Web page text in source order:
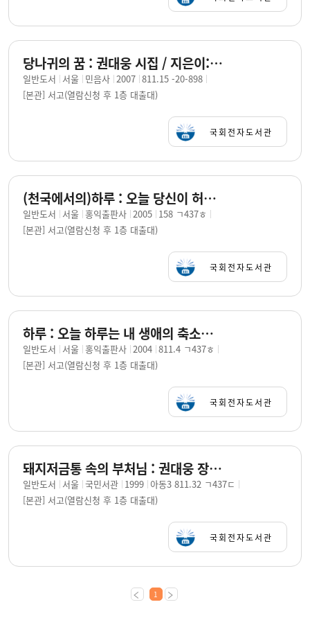
당나귀의 꿈 : 권대웅 시집 / 지은이: 권대웅
일반도서 서울 민음사 2007 811.15 -20-898
[본관] 서고(열람신청 후 1층 대출대)
국회전자도서관
(천국에서의)하루 : 오늘 당신이 허비하고 있는 이 하루는 어제 누군가가 그토록 살고 싶어하던 하루입니다 / 권대웅 글
일반도서 서울 홍익출판사 2005 158 ㄱ437ㅎ
[본관] 서고(열람신청 후 1층 대출대)
국회전자도서관
하루 : 오늘 하루는 내 생애의 축소판 / 권대웅 글 ; 바른손 그림
일반도서 서울 홍익출판사 2004 811.4 ㄱ437ㅎ
[본관] 서고(열람신청 후 1층 대출대)
국회전자도서관
돼지저금통 속의 부처님 : 권대웅 장편 창작동화 : 어린이의 마음을 키워 주는 불교동화 / 권대웅 글
일반도서 서울 국민서관 1999 아동3 811.32 ㄱ437ㄷ
[본관] 서고(열람신청 후 1층 대출대)
국회전자도서관
1